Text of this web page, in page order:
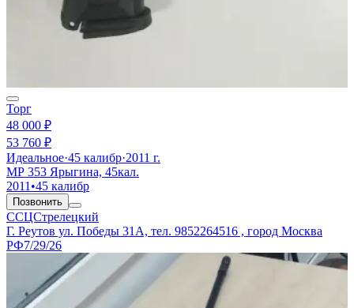
Торг
48 000 ₽
53 760 ₽
Идеальное·45 калибр·2011 г.
МР 353 Ярыгина, 45кал.
2011 •45 калибр
Позвонить
ССЦСтрелецкий
Г. Реутов ул. Победы 31А, тел. 9852264516 , город Москва
РФ7/29/26